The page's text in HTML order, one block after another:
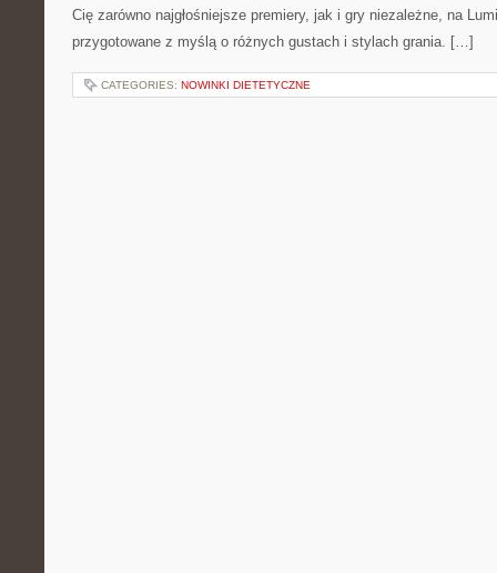
Cię zarówno najgłośniejsze premiery, jak i gry niezależne, na
przygotowane z myślą o różnych gustach i stylach grania. […]
CATEGORIES: NOWINKI DIETETYCZNE